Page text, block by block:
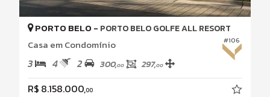
#106
PORTO BELO - PORTO BELO GOLFE ALL RESORT
Casa em Condomínio
3 4 2 300,00 297,00
R$ 8.158.000,00